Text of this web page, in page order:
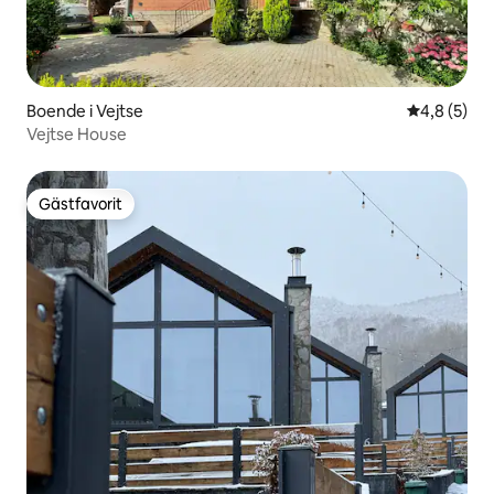
Boende i Vejtse 4,8 av 5 i
4,8 (5)
Vejtse House
Gästfavorit
Gästfavorit